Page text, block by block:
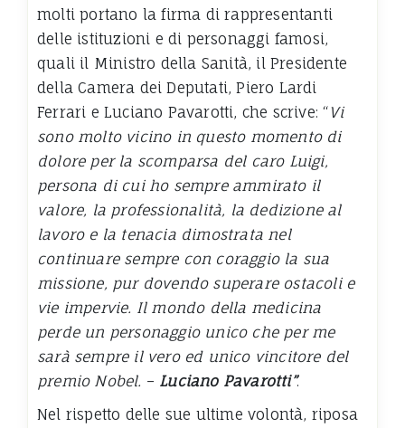
molti portano la firma di rappresentanti
delle istituzioni e di personaggi famosi,
quali il Ministro della Sanità, il Presidente
della Camera dei Deputati, Piero Lardi
Ferrari e Luciano Pavarotti, che scrive: “Vi
sono molto vicino in questo momento di
dolore per la scomparsa del caro Luigi,
persona di cui ho sempre ammirato il
valore, la professionalità, la dedizione al
lavoro e la tenacia dimostrata nel
continuare sempre con coraggio la sua
missione, pur dovendo superare ostacoli e
vie impervie. Il mondo della medicina
perde un personaggio unico che per me
sarà sempre il vero ed unico vincitore del
premio Nobel. – Luciano Pavarotti”.
Nel rispetto delle sue ultime volontà, riposa